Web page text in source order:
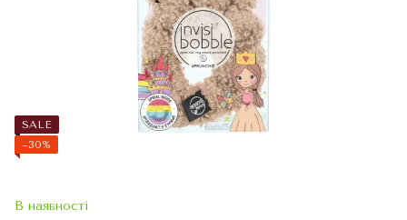
SALE
−30%
В наявності